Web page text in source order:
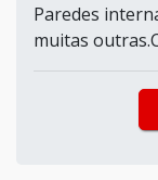
Paredes
muitas